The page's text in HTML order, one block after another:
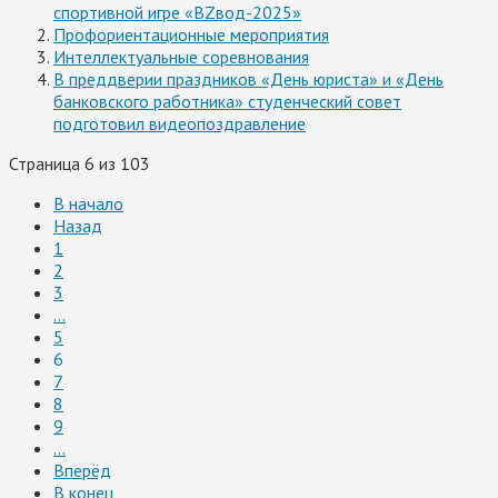
спортивной игре «ВZвод-2025»
Профориентационные мероприятия
Интеллектуальные соревнования
В преддверии праздников «День юриста» и «День
банковского работника» студенческий совет
подготовил видеопоздравление
Страница 6 из 103
В начало
Назад
1
2
3
...
5
6
7
8
9
...
Вперёд
В конец